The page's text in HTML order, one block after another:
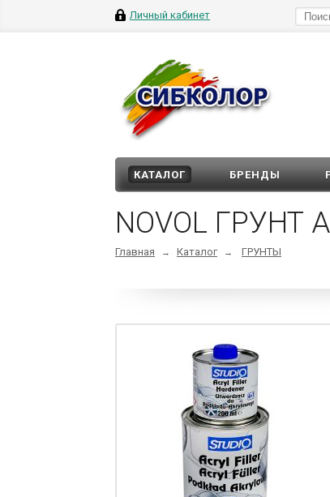
Личный кабинет
КАТАЛОГ БРЕНДЫ
NOVOL ГРУНТ
Главная → Каталог → ГРУНТЫ